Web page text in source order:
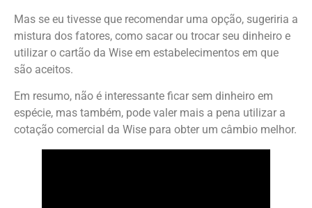
Mas se eu tivesse que recomendar uma opção, sugeriria a
mistura dos fatores, como sacar ou trocar seu dinheiro e
utilizar o cartão da Wise em estabelecimentos em que
são aceitos.
Em resumo, não é interessante ficar sem dinheiro em
espécie, mas também, pode valer mais a pena utilizar a
cotação comercial da Wise para obter um câmbio melhor.